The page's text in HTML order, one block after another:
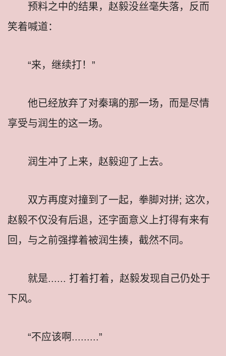
预料之中的结果，赵毅没丝毫失落，反而
笑着喊道：
“来，继续打！”
他已经放弃了对秦璃的那一场，而是尽情
享受与润生的这一场。
润生冲了上来，赵毅迎了上去。
双方再度对撞到了一起，拳脚对拼; 这次，
赵毅不仅没有后退，还字面意义上打得有来有
回，与之前强撑着被润生揍，截然不同。
就是...... 打着打着，赵毅发现自己仍处于
下风。
“不应该啊.........”